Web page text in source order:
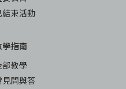
結束活動
學指南
部教學
見問與答